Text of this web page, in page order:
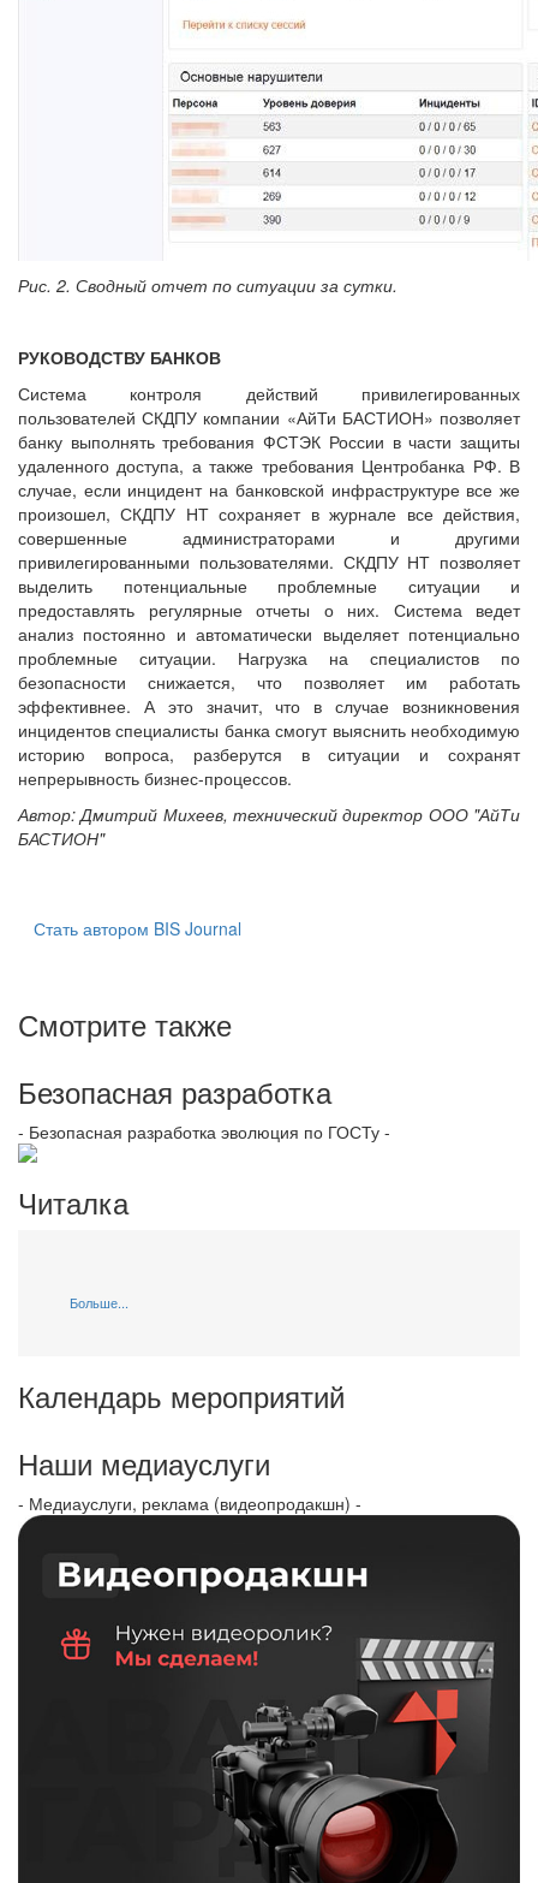
Рис. 2. Сводный отчет по ситуации за сутки.
РУКОВОДСТВУ БАНКОВ
Система контроля действий привилегированных
пользователей СКДПУ компании «АйТи БАСТИОН» позволяет
банку выполнять требования ФСТЭК России в части защиты
удаленного доступа, а также требования Центробанка РФ. В
случае, если инцидент на банковской инфраструктуре все же
произошел, СКДПУ НТ сохраняет в журнале все действия,
совершенные администраторами и другими
привилегированными пользователями. СКДПУ НТ позволяет
выделить потенциальные проблемные ситуации и
предоставлять регулярные отчеты о них. Система ведет
анализ постоянно и автоматически выделяет потенциально
проблемные ситуации. Нагрузка на специалистов по
безопасности снижается, что позволяет им работать
эффективнее. А это значит, что в случае возникновения
инцидентов специалисты банка смогут выяснить необходимую
историю вопроса, разберутся в ситуации и сохранят
непрерывность бизнес-процессов.
Автор: Дмитрий Михеев, технический директор ООО "АйТи
БАСТИОН"
Стать автором BIS Journal
Смотрите также
Безопасная разработка
- Безопасная разработка эволюция по ГОСТу -
Читалка
Больше...
Календарь мероприятий
Наши медиауслуги
- Медиауслуги, реклама (видеопродакшн) -